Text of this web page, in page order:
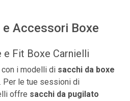
Accessori Boxe
e Fit Boxe Carnielli
i modelli di sacchi da boxe
. Per le tue sessioni di
offre sacchi da pugilato